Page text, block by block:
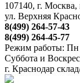
107140, г. Москва,
ул. Верхняя
8(499) 264-57-43
8(499) 264-45-77
Режим работы: Пн
Суббота и
г. Краснодар